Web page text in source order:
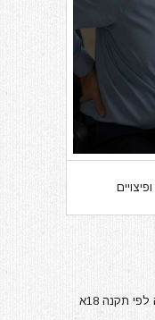
נכה נזקק בביטוח לאומי – תביעה לפי תקנה 18א